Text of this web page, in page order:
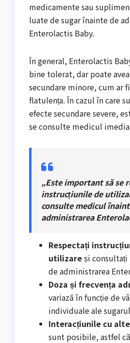
medicamente sau
luate de sugar înainte de
Enterolactis Baby.
În general, Enterolactis
bine tolerat, dar poate
secundare minore, cum ar
flatulența. În cazul în care
efecte secundare severe,
se consulte medicul
„Este important să se
instrucțiunile de
consulte medicul
administrarea
Respectați
utilizareși
de administrarea
Doza și frecvența
variază în funcție de
individuale ale
Interacțiunile cu
sunt posibile, astfel